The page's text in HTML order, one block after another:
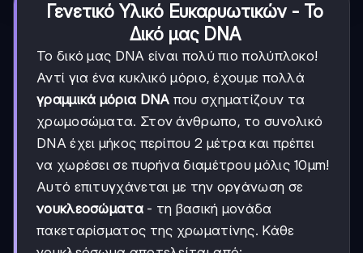
Γενετικό Υλικό Ευκαρυωτικών - Το
Δικό μας DNA
Το δικό μας DNA είναι πολύ πιο πολύπλοκο!
Αντί για ένα κυκλικό μόριο, έχουμε πολλά
γραμμικά μόρια DNA που σχηματίζουν τα
χρωμοσώματα. Στον άνθρωπο, το συνολικό
DNA έχει μήκος περίπου 2 μέτρα και πρέπει
να χωρέσει σε πυρήνα διαμέτρου μόλις 10μm!
Αυτό επιτυγχάνεται με την οργάνωση σε
νουκλεοσώματα- τη βασική μονάδα
πακεταρίσματος της χρωματίνης. Κάθε